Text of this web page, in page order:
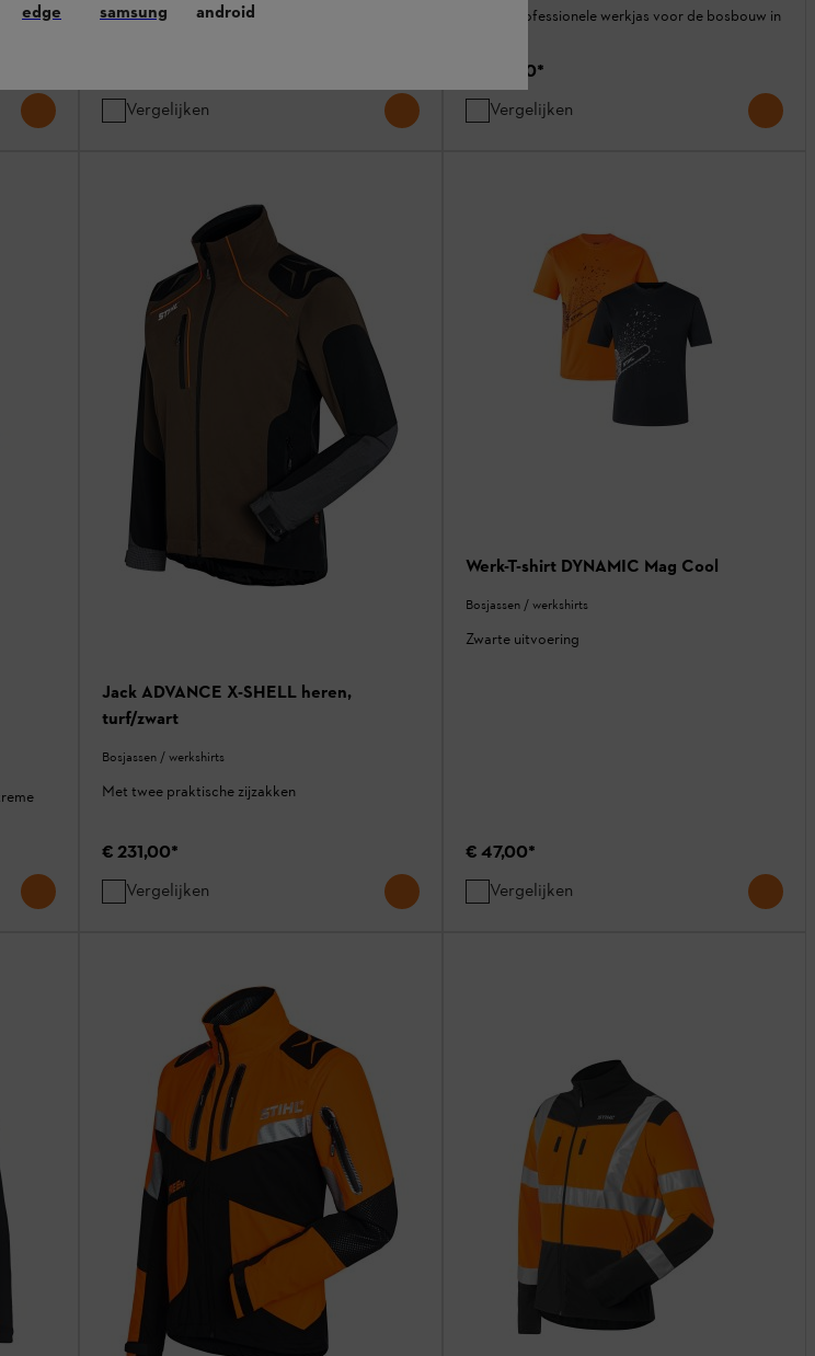
Warme werkjack voor de herfst en de winter
Vergelijken
Lichte professionele werkjas voor de bosbouw in
€ 282,50*
Vergelijken
Jack ADVANCE X-SHELL heren,
turf/zwart
Bosjassen / werkshirts
Met twee praktische zijzakken
€ 231,00*
Vergelijken
Werk-T-shirt DYNAMIC Mag Cool
Bosjassen / werkshirts
Zwarte uitvoering
€ 47,00*
Vergelijken
edge samsung android